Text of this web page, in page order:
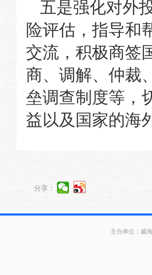
五是强化对外
险评估，指导和
交流，积极商签
商、调解、仲裁
垒调查制度等，
益以及国家的海
分享：
主办单位：威